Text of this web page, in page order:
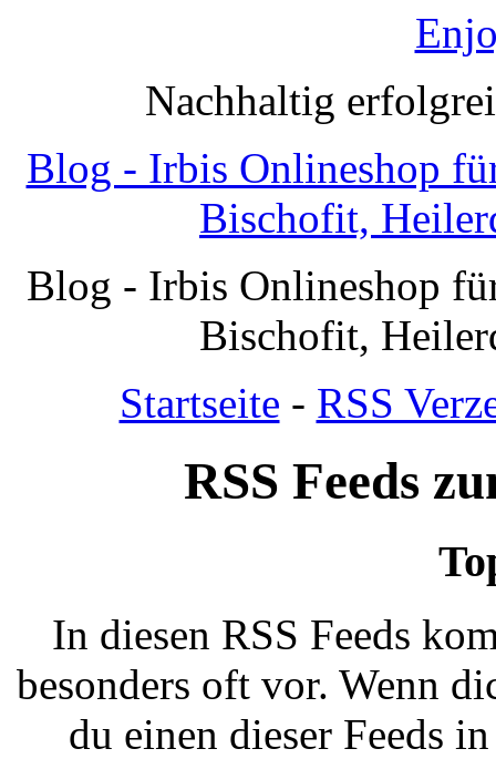
Nachhaltig
Blog - Irbis Onlineshop
Bischofit,
Blog - Irbis Onlineshop
Bischofit,
Startseite - RSS
RSS Feeds
In diesen RSS Feeds
besonders oft vor. Wenn
du einen dieser Feeds